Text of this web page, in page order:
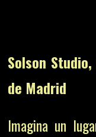
Solson
de Madrid
Imagina un